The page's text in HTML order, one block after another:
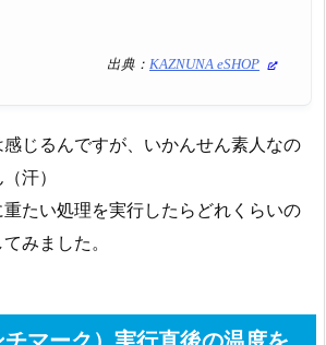
出典： KAZNUNA eSHOP
じるんですが、いかんせん素人なの
汗）
たい処理を実行したらどれくらいの
みました。